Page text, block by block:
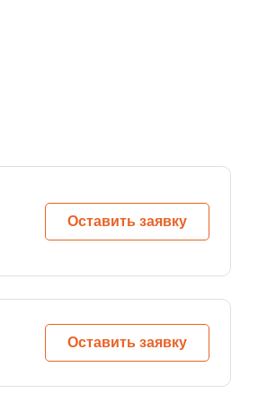
Оставить заявку
Оставить заявку